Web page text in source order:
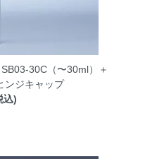
30C（〜30ml）＋
ンジキャップ
込)